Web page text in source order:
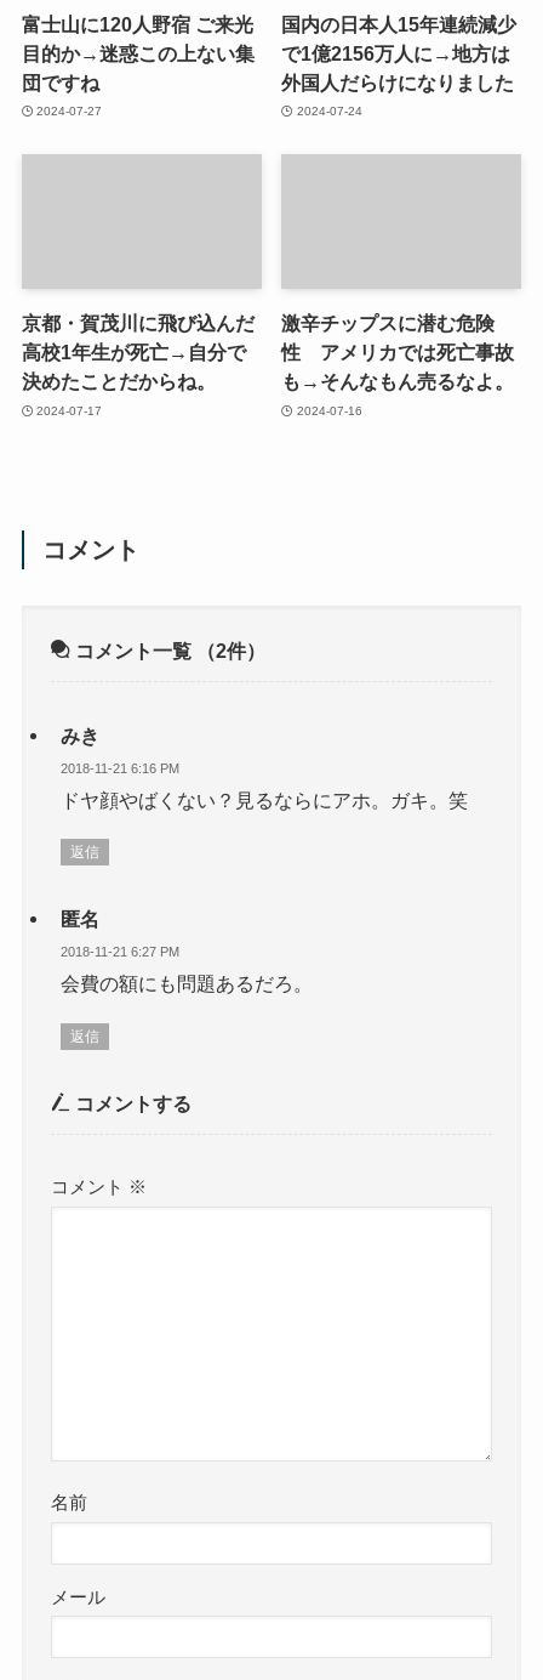
富士山に120人野宿 ご来光
目的か→迷惑この上ない集
団ですね
2024-07-27
国内の日本人15年連続減少
で1億2156万人に→地方は
外国人だらけになりました
2024-07-24
京都・賀茂川に飛び込んだ
高校1年生が死亡→自分で
決めたことだからね。
2024-07-17
激辛チップスに潜む危険
性 アメリカでは死亡事故
も→そんなもん売るなよ。
2024-07-16
コメント
コメント一覧 （2件）
みき
2018-11-21 6:16 PM
ドヤ顔やばくない？見るならにアホ。ガキ。笑
返信
匿名
2018-11-21 6:27 PM
会費の額にも問題あるだろ。
返信
コメントする
コメント ※
名前
メール